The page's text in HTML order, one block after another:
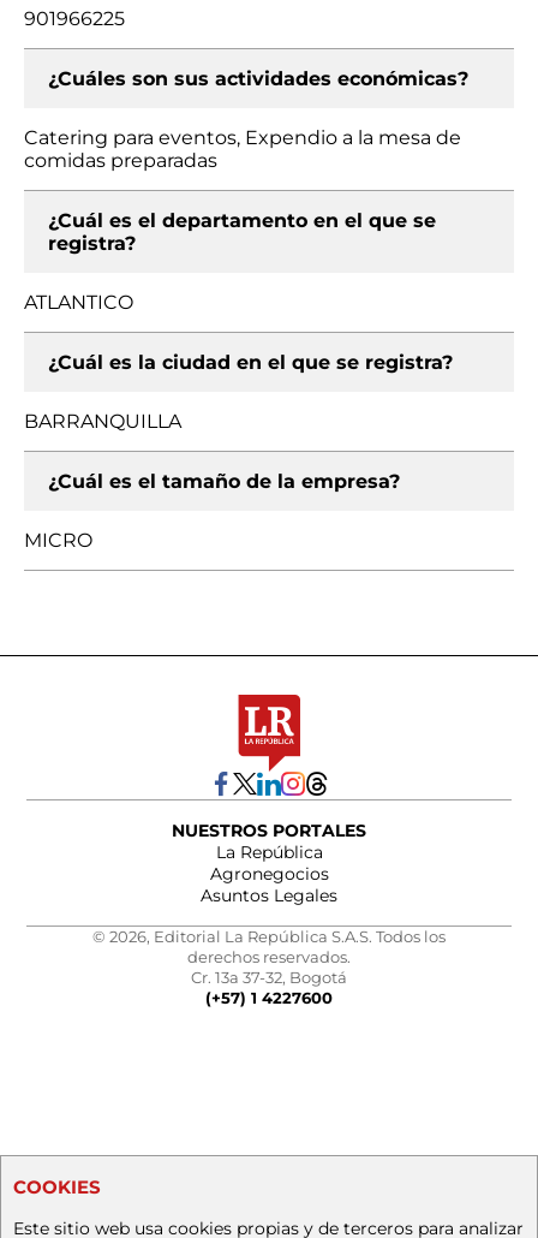
901966225
¿Cuáles son sus actividades económicas?
Catering para eventos, Expendio a la mesa de
comidas preparadas
¿Cuál es el departamento en el que se
registra?
ATLANTICO
¿Cuál es la ciudad en el que se registra?
BARRANQUILLA
¿Cuál es el tamaño de la empresa?
MICRO
NUESTROS PORTALES
La República
Agronegocios
Asuntos Legales
© 2026, Editorial La República S.A.S. Todos los
derechos reservados.
Cr. 13a 37-32, Bogotá
(+57) 1 4227600
COOKIES
Este sitio web usa cookies propias y de terceros para analizar